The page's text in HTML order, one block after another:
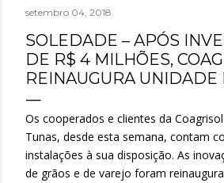
setembro 04, 2018
SOLEDADE – APÓS
DE R$ 4 MILHÕES,
REINAUGURA UNIDADE
Os cooperados e clientes da
Tunas, desde esta semana, contam
instalações à sua disposição. As
de grãos e de varejo foram